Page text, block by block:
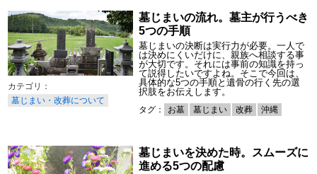
墓じまい・改葬について
墓じまいの流れ。墓主が行うべき
5つの手順
墓じまいの決断は実行力が必要。一人で
は決めにくいだけに、親族へ相談する事
が大切です。それには事前の知識を持っ
て説得したいですよね。そこで今回は、
具体的な5つの手順と遺骨の行く先の選
択肢をお伝えします。
タグ： お墓 墓じまい 改葬 沖縄
墓じまいを決めた時。スムーズに
進める5つの配慮